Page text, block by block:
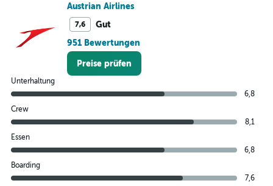
Austrian Airlines
7,6
Gut
951 Bewertungen
Preise prüfen
Unterhaltung
6,8
Crew
8,1
Essen
6,8
Boarding
7,6